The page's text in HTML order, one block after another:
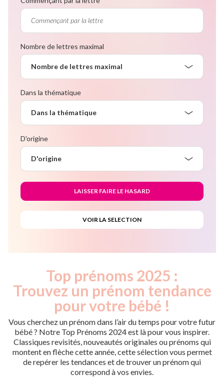
Nombre de lettres maximal
Nombre de lettres maximal
Dans la thématique
Dans la thématique
D'origine
D'origine
Top prénoms 2025 :
Trouvez un prénom tendance
pour votre bébé !
Vous cherchez un prénom dans l’air du temps pour votre futur
bébé ? Notre Top Prénoms 2024 est là pour vous inspirer.
Classiques revisités, nouveautés originales ou prénoms qui
montent en flèche cette année, cette sélection vous permet
de repérer les tendances et de trouver un prénom qui
correspond à vos envies.